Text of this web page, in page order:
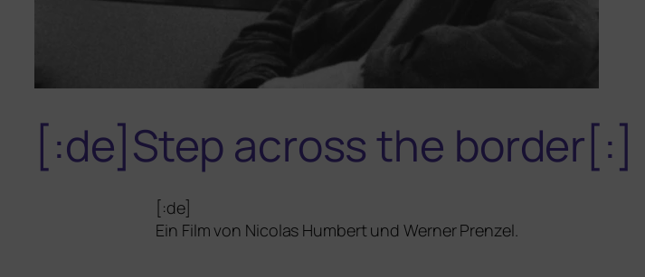
[:de]Step across the border[:]
[:de]
Ein Film von Nicolas Humbert und Werner Prenzel.